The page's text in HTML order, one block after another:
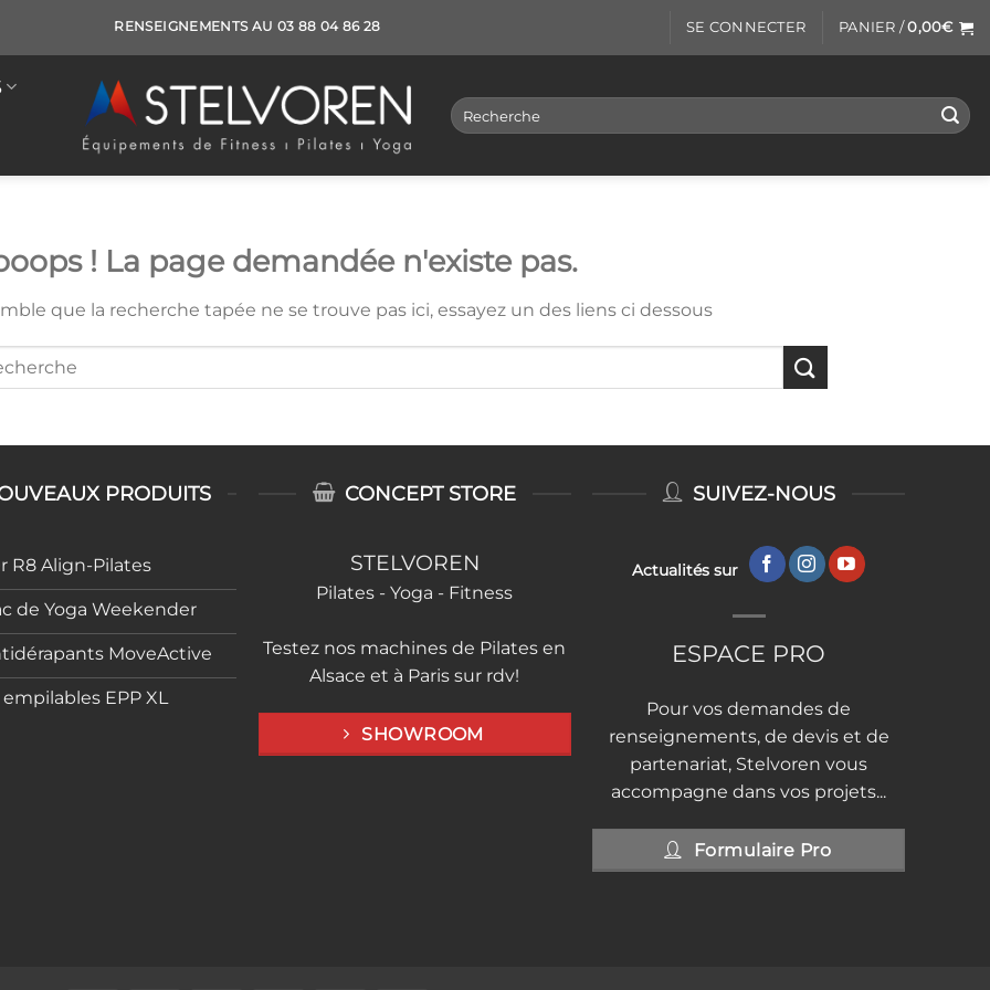
RENSEIGNEMENTS AU 03 88 04 86 28 SE CONNECTER PANIER /0,00€
Recherche
pour :
! La page demandée n'existe pas.
que la recherche tapée ne se trouve pas ici, essayez un des liens ci dessous
PRODUITS
R8 Align-Pilates
de Yoga Weekender
MoveActive
empilables EPP XL
CONCEPT STORE
STELVOREN
Pilates - Yoga - Fitness
Testez nos machines de Pilates en
Alsace et à Paris sur rdv!
SHOWROOM
SUIVEZ-NOUS
Actualités sur
ESPACE PRO
Pour vos demandes de
renseignements, de devis et de
partenariat, Stelvoren vous
accompagne dans vos projets...
Formulaire Pro